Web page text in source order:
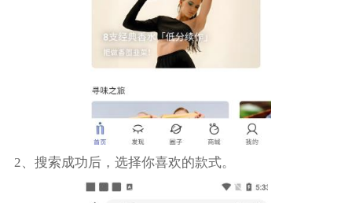
2、搜索成功后，选择你喜欢的款式。